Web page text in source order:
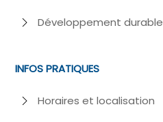
Développement durable
INFOS PRATIQUES
Horaires et localisation